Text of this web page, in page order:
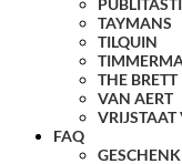
TAYMANS
TILQUIN
THE
VAN AERT
FAQ